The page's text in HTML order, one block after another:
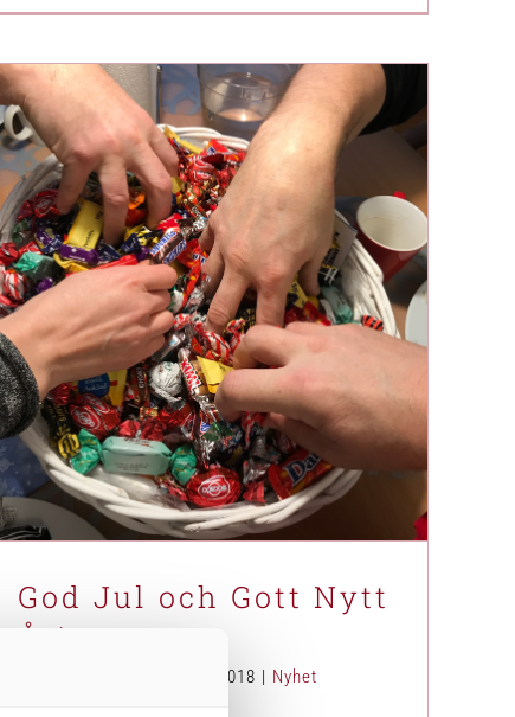
God Jul och Gott Nytt År!
Nyhet
God Jul och Gott Nytt
År!
december 21st, 2018 Nyhet